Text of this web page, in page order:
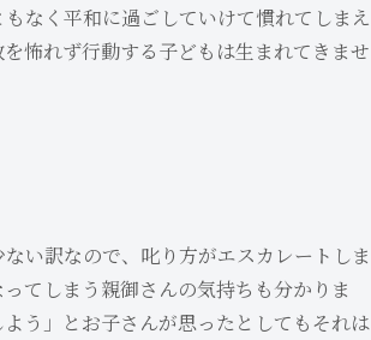
なく平和に過ごしていけて慣れてしまえ
怖れず行動する子どもは生まれてきませ
い訳なので、叱り方がエスカレートしま
てしまう親御さんの気持ちも分かりま
う」とお子さんが思ったとしてもそれは